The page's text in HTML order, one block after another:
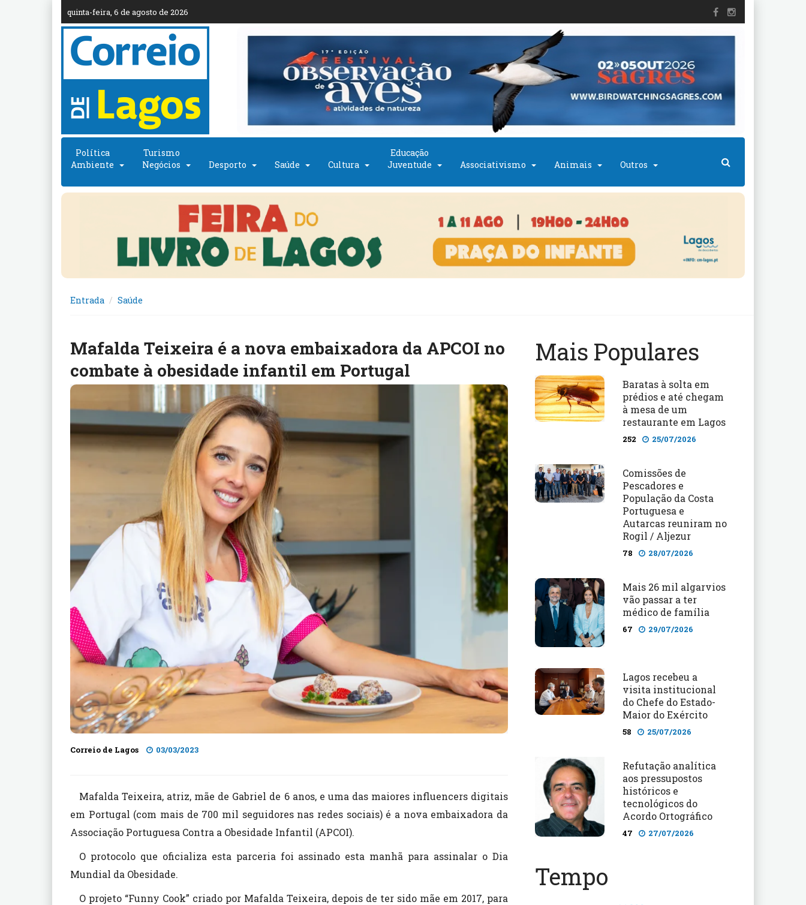
quinta-feira, 6 de agosto de 2026
Política
Ambiente
Turismo
Negócios
Desporto Saúde Cultura
Educação
Juventude
Associativismo Animais Outros
Entrada Saúde
Mafalda Teixeira é a nova embaixadora da APCOI no
combate à obesidade infantil em Portugal
Correio de Lagos 03/03/2023
Mafalda Teixeira, atriz, mãe de Gabriel de 6 anos, e uma das maiores influencers digitais
em Portugal (com mais de 700 mil seguidores nas redes sociais) é a nova embaixadora da
Associação Portuguesa Contra a Obesidade Infantil (APCOI).
O protocolo que oficializa esta parceria foi assinado esta manhã para assinalar o Dia
Mundial da Obesidade.
O projeto “Funny Cook” criado por Mafalda Teixeira, depois de ter sido mãe em 2017, para
Mais Populares
Baratas à solta em
prédios e até chegam
à mesa de um
restaurante em Lagos
252 25/07/2026
Comissões de
Pescadores e
População da Costa
Portuguesa e
Autarcas reuniram no
Rogil / Aljezur
78 28/07/2026
Mais 26 mil algarvios
vão passar a ter
médico de família
67 29/07/2026
Lagos recebeu a
visita institucional
do Chefe do Estado-
Maior do Exército
58 25/07/2026
Refutação analítica
aos pressupostos
históricos e
tecnológicos do
Acordo Ortográfico
47 27/07/2026
Tempo